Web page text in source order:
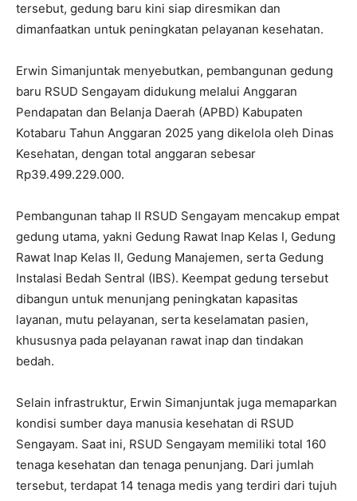
tersebut, gedung baru kini siap diresmikan dan
dimanfaatkan untuk peningkatan pelayanan kesehatan.
Erwin Simanjuntak menyebutkan, pembangunan gedung
baru RSUD Sengayam didukung melalui Anggaran
Pendapatan dan Belanja Daerah (APBD) Kabupaten
Kotabaru Tahun Anggaran 2025 yang dikelola oleh Dinas
Kesehatan, dengan total anggaran sebesar
Rp39.499.229.000.
Pembangunan tahap II RSUD Sengayam mencakup empat
gedung utama, yakni Gedung Rawat Inap Kelas I, Gedung
Rawat Inap Kelas II, Gedung Manajemen, serta Gedung
Instalasi Bedah Sentral (IBS). Keempat gedung tersebut
dibangun untuk menunjang peningkatan kapasitas
layanan, mutu pelayanan, serta keselamatan pasien,
khususnya pada pelayanan rawat inap dan tindakan
bedah.
Selain infrastruktur, Erwin Simanjuntak juga memaparkan
kondisi sumber daya manusia kesehatan di RSUD
Sengayam. Saat ini, RSUD Sengayam memiliki total 160
tenaga kesehatan dan tenaga penunjang. Dari jumlah
tersebut, terdapat 14 tenaga medis yang terdiri dari tujuh